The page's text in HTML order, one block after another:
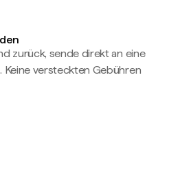
zurück, sende direkt an eine
Keine versteckten Gebühren